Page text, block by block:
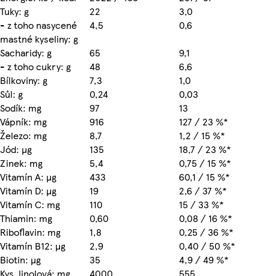
Tuky: g
22
3,0
- z toho nasycené
mastné kyseliny: g
4,5
0,6
Sacharidy: g
65
9,1
- z toho cukry: g
48
6,6
Bílkoviny: g
7,3
1,0
Sůl: g
0,24
0,03
Sodík: mg
97
13
Vápník: mg
916
127 / 23 %*
Železo: mg
8,7
1,2 / 15 %*
Jód: µg
135
18,7 / 23 %*
Zinek: mg
5,4
0,75 / 15 %*
Vitamín A: µg
433
60,1 / 15 %*
Vitamín D: µg
19
2,6 / 37 %*
Vitamín C: mg
110
15 / 33 %*
Thiamin: mg
0,60
0,08 / 16 %*
Riboflavin: mg
1,8
0,25 / 36 %*
Vitamín B12: µg
2,9
0,40 / 50 %*
Biotin: µg
35
4,9 / 49 %*
Kys. linolová: mg
4000
555